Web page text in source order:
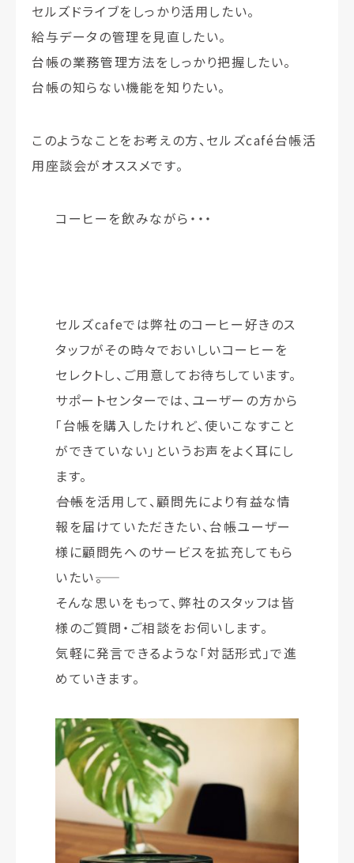
セルズドライブをしっかり活用したい。
給与データの管理を見直したい。
台帳の業務管理方法をしっかり把握したい。
台帳の知らない機能を知りたい。
このようなことをお考えの方、セルズcafé台帳活
用座談会がオススメです。
コーヒーを飲みながら・・・
セルズcafeでは弊社のコーヒー好きのス
タッフがその時々でおいしいコーヒーを
セレクトし、ご用意してお待ちしています。
サポートセンターでは、ユーザーの方から
「台帳を購入したけれど、使いこなすこと
ができていない」というお声をよく耳にし
ます。
――台帳を活用して、顧問先により有益な情
報を届けていただきたい、台帳ユーザー
様に顧問先へのサービスを拡充してもら
いたい――。
そんな思いをもって、弊社のスタッフは皆
様のご質問・ご相談をお伺いします。
気軽に発言できるような「対話形式」で進
めていきます。